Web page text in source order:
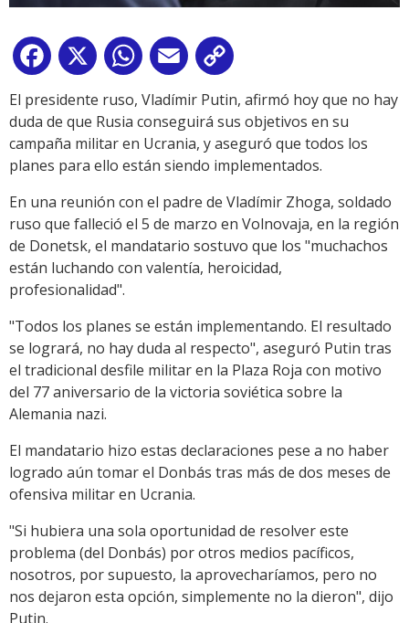
Facebook
X WhatsApp
Email
Link
El presidente ruso, Vladímir Putin, afirmó hoy que no hay
duda de que Rusia conseguirá sus objetivos en su
campaña militar en Ucrania, y aseguró que todos los
planes para ello están siendo implementados.
En una reunión con el padre de Vladímir Zhoga, soldado
ruso que falleció el 5 de marzo en Volnovaja, en la región
de Donetsk, el mandatario sostuvo que los "muchachos
están luchando con valentía, heroicidad,
profesionalidad".
"Todos los planes se están implementando. El resultado
se logrará, no hay duda al respecto", aseguró Putin tras
el tradicional desfile militar en la Plaza Roja con motivo
del 77 aniversario de la victoria soviética sobre la
Alemania nazi.
El mandatario hizo estas declaraciones pese a no haber
logrado aún tomar el Donbás tras más de dos meses de
ofensiva militar en Ucrania.
"Si hubiera una sola oportunidad de resolver este
problema (del Donbás) por otros medios pacíficos,
nosotros, por supuesto, la aprovecharíamos, pero no
nos dejaron esta opción, simplemente no la dieron", dijo
Putin.